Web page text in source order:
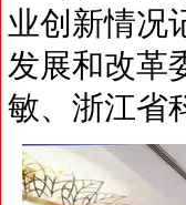
业创新情况
发展和改革
敏、浙江省